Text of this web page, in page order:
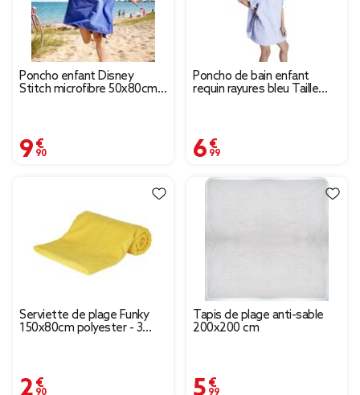
Poncho enfant Disney
Stitch microfibre 50x80cm
9,90 €
Poncho de bain enfant
requin rayures bleu Taille
6,99 €
Serviette de plage Funky
150x80cm polyester - 3
2,90 €
Tapis de plage anti-sable
200x200 cm
5,99 €